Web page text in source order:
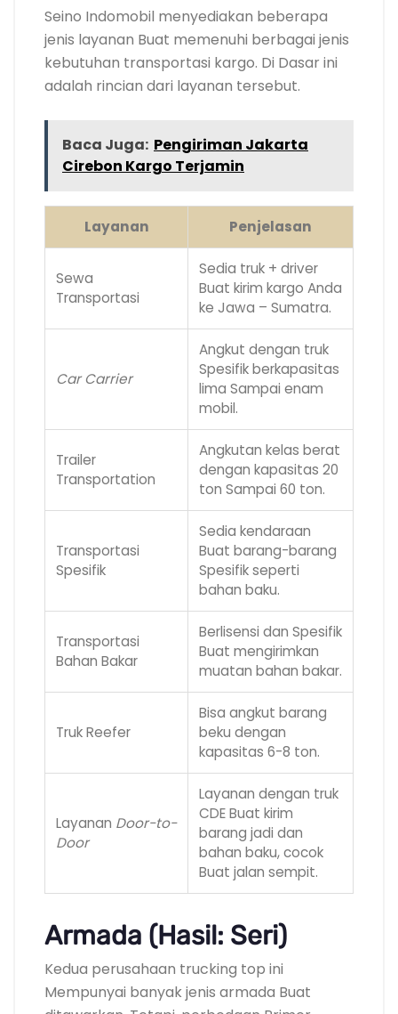
Seino Indomobil menyediakan beberapa
jenis layanan Buat memenuhi berbagai jenis
kebutuhan transportasi kargo. Di Dasar ini
adalah rincian dari layanan tersebut.
Baca Juga: Pengiriman Jakarta
Cirebon Kargo Terjamin
Layanan Penjelasan
Sewa
Transportasi
Sedia truk + driver
Buat kirim kargo Anda
ke Jawa – Sumatra.
Car Carrier
Angkut dengan truk
Spesifik berkapasitas
lima Sampai enam
mobil.
Trailer
Transportation
Angkutan kelas berat
dengan kapasitas 20
ton Sampai 60 ton.
Transportasi
Spesifik
Sedia kendaraan
Buat barang-barang
Spesifik seperti
bahan baku.
Transportasi
Bahan Bakar
Berlisensi dan Spesifik
Buat mengirimkan
muatan bahan bakar.
Truk Reefer
Bisa angkut barang
beku dengan
kapasitas 6-8 ton.
Layanan Door-to-
Door
Layanan dengan truk
CDE Buat kirim
barang jadi dan
bahan baku, cocok
Buat jalan sempit.
Armada (Hasil: Seri)
Kedua perusahaan trucking top ini
Mempunyai banyak jenis armada Buat